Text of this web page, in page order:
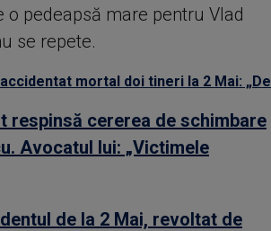
o pedeapsă mare pentru Vlad
se repete.
mortal doi tineri la 2 Mai: „De
respinsă cererea de schimbare
Avocatul lui: „Victimele
de la 2 Mai, revoltat de